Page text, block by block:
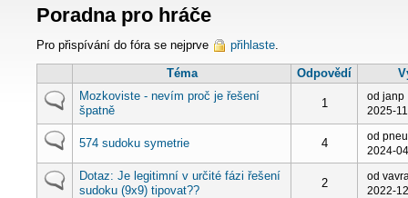
Poradna pro hráče
Pro přispívání do fóra se nejprve přihlaste
Téma Odpovědí
Mozkoviste - nevím proč je řešení
špatně
1
od janp
2025-
574 sudoku symetrie 4
od
2024-
Dotaz: Je legitimní v určité fázi řešení
sudoku (9x9) tipovat??
2
od
2022-